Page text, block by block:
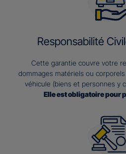
Responsabilité
Cette garantie couvre votre
dommages matériels ou
véhicule (biens et personnes y
Elle est obligatoire pour